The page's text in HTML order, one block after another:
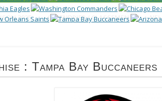
2025 CALENDRIER / CLASSEMENT NFL
: Tampa Bay Buccaneers